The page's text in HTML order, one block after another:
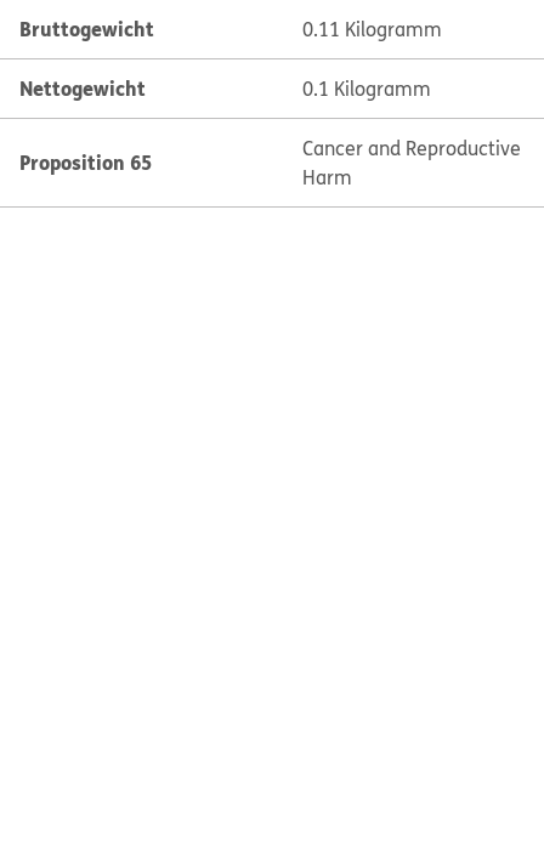
Bruttogewicht 0.11 Kilogramm
Nettogewicht 0.1 Kilogramm
Proposition 65
Cancer and Reproductive
Harm